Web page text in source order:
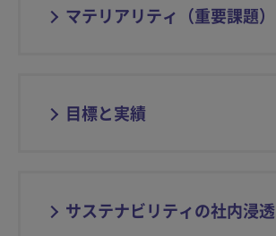
マテリアリティ（重要課題）
目標と実績
サステナビリティの社内浸透